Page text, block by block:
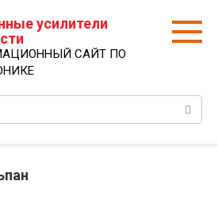
усилители
САЙТ ПО